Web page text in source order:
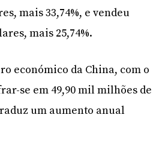
mais 33,74%, e vendeu
mais 25,74%.
económico da China, com o
se em 49,90 mil milhões de
um aumento anual